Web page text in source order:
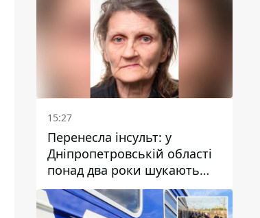
15:27
Перенесла інсульт: у
Дніпропетровській області
понад два роки шукають
зниклу жінку